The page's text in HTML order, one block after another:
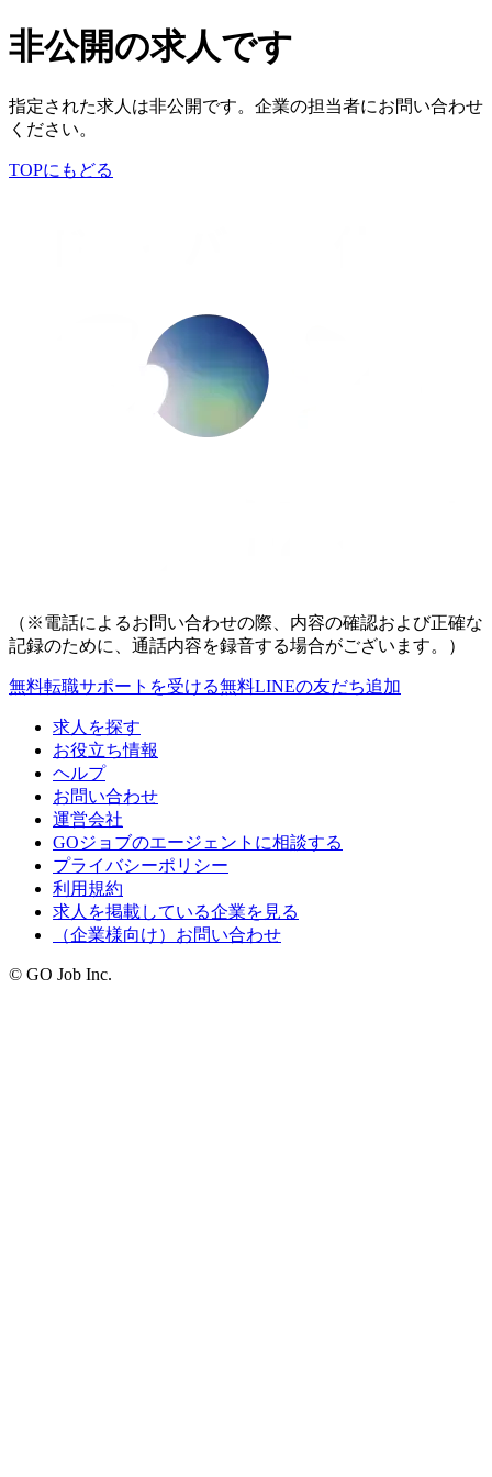
非公開の求人です
指定された求人は非公開です。企業の担当者にお問い合わせ
ください。
TOPにもどる
（※電話によるお問い合わせの際、内容の確認および正確な
記録のために、通話内容を録音する場合がございます。）
無料転職サポートを受ける無料LINEの友だち追加
求人を探す
お役立ち情報
ヘルプ
お問い合わせ
運営会社
GOジョブのエージェントに相談する
プライバシーポリシー
利用規約
求人を掲載している企業を見る
（企業様向け）お問い合わせ
© GO Job Inc.